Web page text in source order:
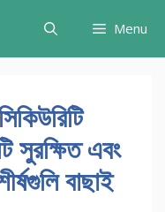
Menu
সুরক্ষিত এবং
বাছাই